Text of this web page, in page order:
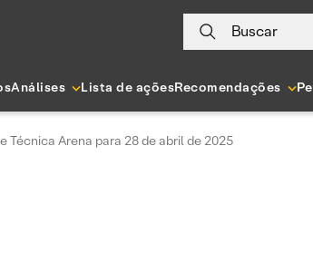
Buscar
Análises Lista de açõesRecomendações
Técnica Arena para 28 de abril de 2025